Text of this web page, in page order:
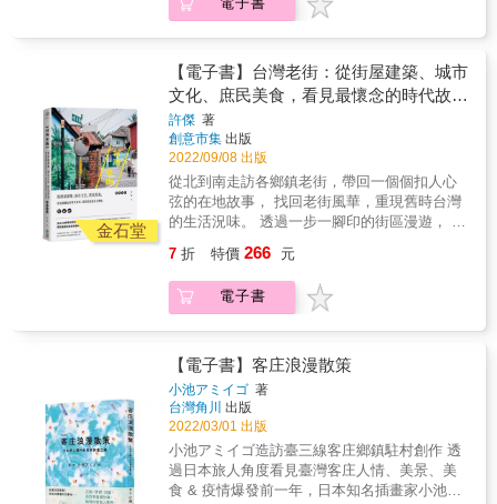
的台北捷兔，自1973年成立以來，無論颱風
&shy;、地震、打雷閃電、大年初一或除夕，每
個星期六總有一群樂此不疲的瘋子，互相調侃
是否家庭不溫暖才會週末一定要出門。 台北捷
兔作為台灣第一個野跑團體，如今已累積超過
2400個跑次，其分會也在台灣和世界各地開枝
散葉。 & 本書完整收錄所有關於捷兔的起源、
文化和大大小小知識， 還有那些好笑的、脫序
的，屬於一群男人的浪漫（？）與超狂趣事。
& 準備好一起奔跑了嗎？ ON ON！ &
夜越熱鬧的台版築地市場基隆崁仔頂體驗糶手
新城老街最人氣的檸檬汁， 旅途回憶就像無法
忘懷的沁涼酸甜在心裡漾開， 然後期待，下一
次再次踏上旅程。 & 品嚐庶民美食、體驗節慶
文化、欣賞建築之美、聆聽人文故事 出發，一
起來一場台灣懷舊小旅行吧！
金石堂
【電子書】台灣老街：從街屋建築、城市
文化、庶民美食，看見最懷念的時代故
事，尋訪最道地的台灣味
許傑 著
創意市集 出版
2022/09/08 出版
從北到南走訪各鄉鎮老街，帶回一個個扣人心
弦的在地故事， 找回老街風華，重現舊時台灣
的生活況味。 透過一步一腳印的街區漫遊， 愛
的風景。 從街廓延伸出去的，不只是歲月光
景， 還有各鄉鎮的特色樣貌與在地人情。 到越
夜越熱鬧的台版築地市場基隆崁仔頂體驗糶手
新城老街最人氣的檸檬汁， 旅途回憶就像無法
忘懷的沁涼酸甜在心裡漾開， 然後期待，下一
次再次踏上旅程。 & 品嚐庶民美食、體驗節慶
文化、欣賞建築之美、聆聽人文故事 出發，一
起來一場台灣懷舊小旅行吧！
7 折 特價 266 元
電子書
【電子書】客庄浪漫散策
小池アミイゴ 著
台灣角川 出版
2022/03/01 出版
小池アミイゴ造訪臺三線客庄鄉鎮駐村創作 透
過日本旅人角度看見臺灣客庄人情、美景、美
食 & 疫情爆發前一年，日本知名插畫家小池ア